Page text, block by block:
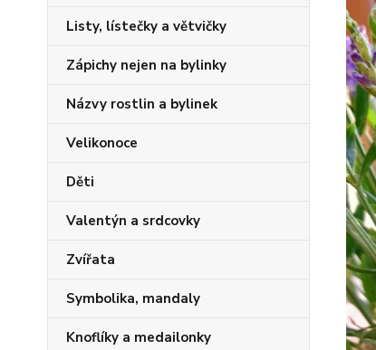
Listy, lístečky a větvičky
Zápichy nejen na bylinky
Názvy rostlin a bylinek
Velikonoce
Děti
Valentýn a srdcovky
Zvířata
Symbolika, mandaly
Knoflíky a medailonky